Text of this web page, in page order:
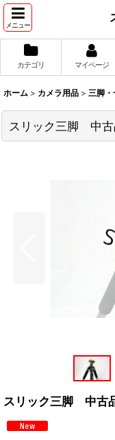
メニュー
カテゴリ マイページ
ホーム > カメラ用品 > 三脚・
スリック三脚 中古
スリック三脚 中古